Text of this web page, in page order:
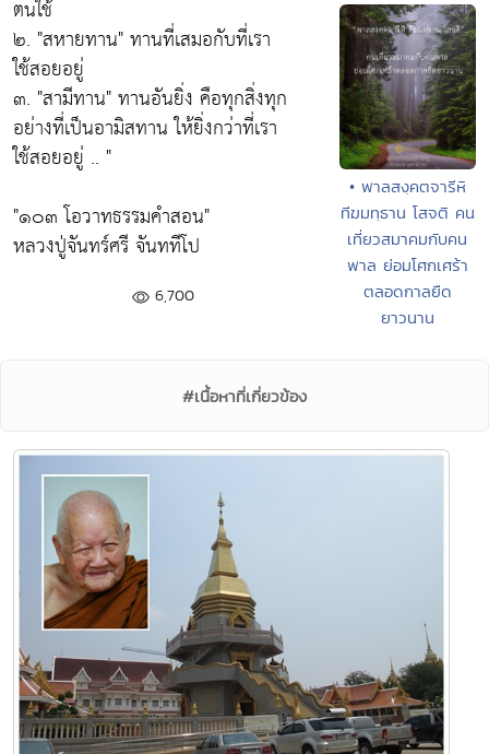
ตนใช้
๒. "สหายทาน"ทานที่เสมอกับที่เรา
ใช้สอยอยู่
๓. "สามีทาน"ทานอันยิ่ง คือทุกสิ่งทุก
อย่างที่เป็นอามิสทาน ให้ยิ่งกว่าที่เรา
ใช้สอยอยู่ .. "
"๑๐๓ โอวาทธรรมคำสอน"
หลวงปู่จันทร์ศรี จันททีโป
6,700
• พาลสงฺคตจารีหิ
ทีฆมทฺธาน โสจติ คน
เที่ยวสมาคมกับคน
พาล ย่อมโศกเศร้า
ตลอดกาลยืด
ยาวนาน
#เนื้อหาที่เกี่ยวข้อง